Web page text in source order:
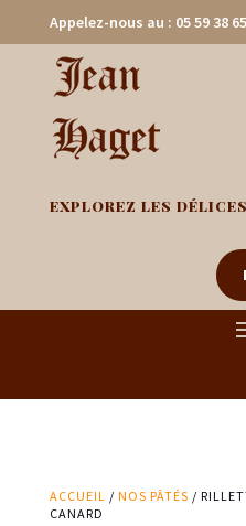
Appelez-nous au : 05 59 38
EXPLOREZ LES
ACCUEIL / NOS PÂTÉS /
CANARD